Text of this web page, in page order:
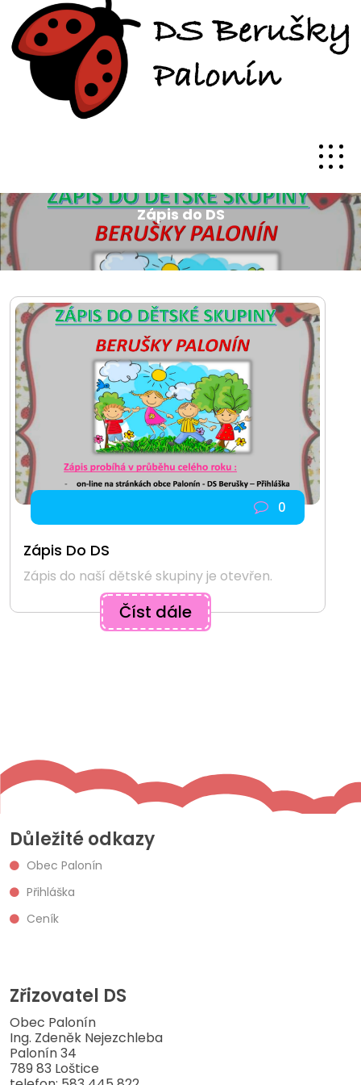
Zápis do DS
0
Zápis Do DS
Zápis do naší dětské skupiny je otevřen.
Číst dále
Důležité odkazy
Obec Palonín
Přihláška
Ceník
Zřizovatel DS
Obec Palonín
Ing. Zdeněk Nejezchleba
Palonín 34
789 83 Loštice